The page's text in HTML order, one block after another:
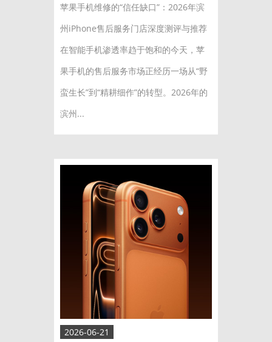
苹果手机维修的“信任缺口”：2026年滨
州iPhone售后服务门店深度测评与推荐
在智能手机渗透率趋于饱和的今天，苹
果手机的售后服务市场正经历一场从“野
蛮生长”到“精耕细作”的转型。2026年的
滨州...
2026-06-21